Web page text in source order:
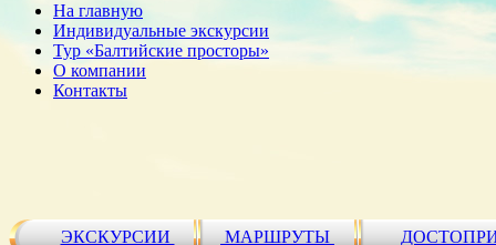
На главную
Индивидуальные экскурсии
Тур «Балтийские просторы»
О компании
Контакты
ЭКСКУРСИИ МАРШРУТЫ